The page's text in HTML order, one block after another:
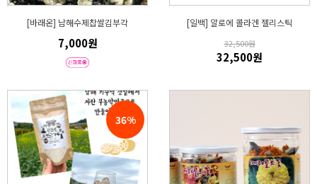
[바래온] 남해수제찹쌀김부각
7,000원
[일백] 알로에 콜라겐 젤리스틱
32,500원
32,500원
36%